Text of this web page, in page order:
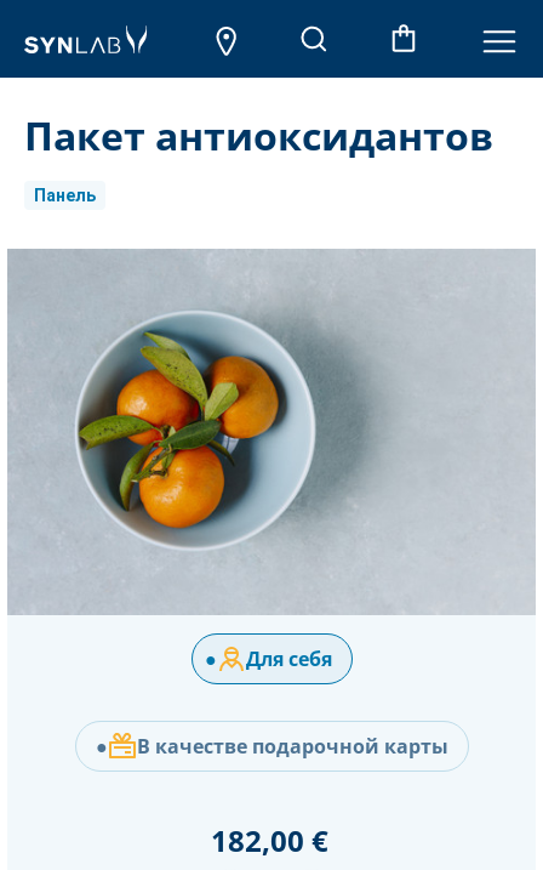
Пакет антиоксидантов
Панель
● Для себя
● В качестве подарочной карты
182,00 €